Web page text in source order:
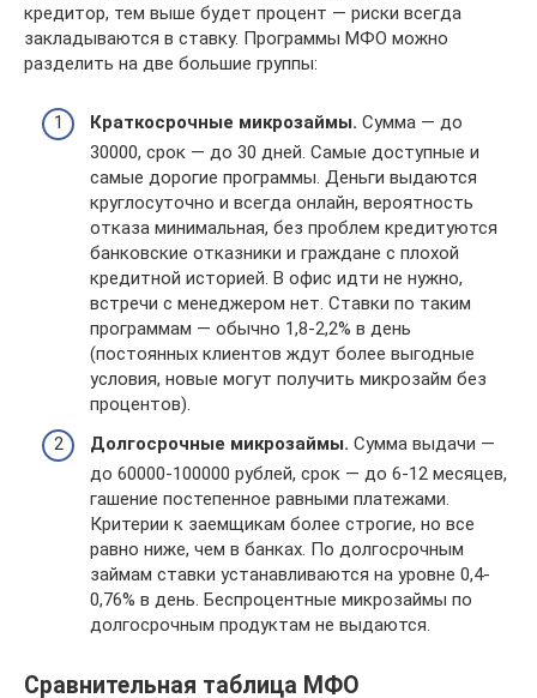
кредитор, тем выше будет процент — риски всегда
закладываются в ставку. Программы МФО можно
разделить на две большие группы:
Краткосрочные микрозаймы. Сумма — до
30000, срок — до 30 дней. Самые доступные и
самые дорогие программы. Деньги выдаются
круглосуточно и всегда онлайн, вероятность
отказа минимальная, без проблем кредитуются
банковские отказники и граждане с плохой
кредитной историей. В офис идти не нужно,
встречи с менеджером нет. Ставки по таким
программам — обычно 1,8-2,2% в день
(постоянных клиентов ждут более выгодные
условия, новые могут получить микрозайм без
процентов).
Долгосрочные микрозаймы. Сумма выдачи —
до 60000-100000 рублей, срок — до 6-12 месяцев,
гашение постепенное равными платежами.
Критерии к заемщикам более строгие, но все
равно ниже, чем в банках. По долгосрочным
займам ставки устанавливаются на уровне 0,4-
0,76% в день. Беспроцентные микрозаймы по
долгосрочным продуктам не выдаются.
Сравнительная таблица МФО